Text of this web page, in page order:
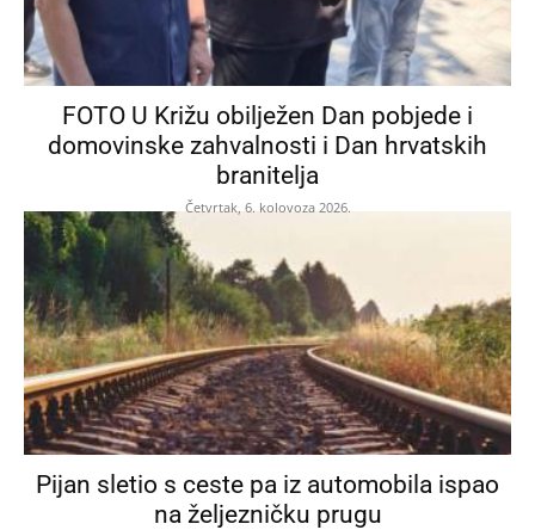
FOTO U Križu obilježen Dan pobjede i
domovinske zahvalnosti i Dan hrvatskih
branitelja
Četvrtak, 6. kolovoza 2026.
Pijan sletio s ceste pa iz automobila ispao
na željezničku prugu